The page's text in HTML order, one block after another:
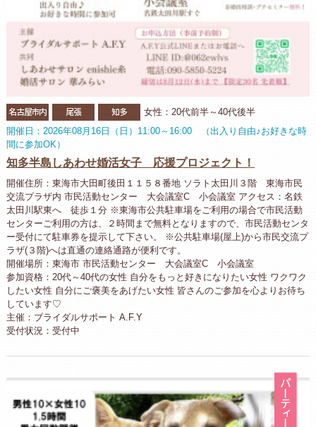
名古屋市内 尾張 知多
女性：20代前半～40代後半
開催日：2026年08月16日（日）11:00～16:00 （出入り自由♪お好きな時
間に参加OK）
知多半島しあわせ婚活女子 応援プロジェクト！
開催住所：東海市大田町後田１１５８番地 ソラト太田川３階 東海市民
交流プラザ内 市民活動センター 大会議室C 小会議室 アクセス：名鉄
太田川駅東へ 徒歩１分 ※東海市公共駐車場をご利用の場合で市民活動
センターご利用の方は、２時間まで無料となりますので、市民活動センタ
ー受付にて駐車券を提示して下さい。 ※公共駐車場(屋上)から市民交流プ
ラザ(３階)へは直通の連絡通路が便利です。
開催場所：東海市 市民活動センター 大会議室C 小会議室
参加資格：20代～40代の女性 自分をもっと好きになりたい女性 ワクワク
したい女性 自分にご褒美をあげたい女性 皆さんのご参加を心よりお待ち
しています♡
主催：ブライダルサポート A.F.Y
受付状況：受付中
パ